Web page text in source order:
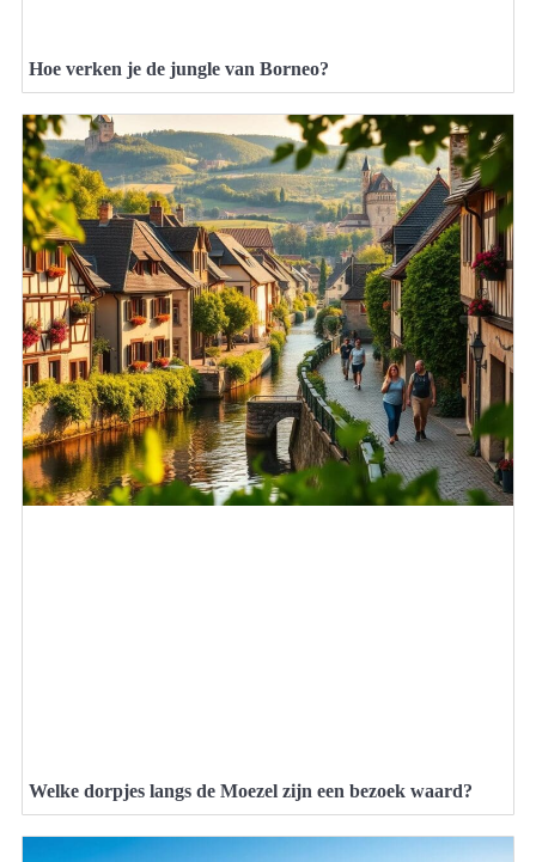
Hoe verken je de jungle van Borneo?
Welke dorpjes langs de Moezel zijn een bezoek waard?